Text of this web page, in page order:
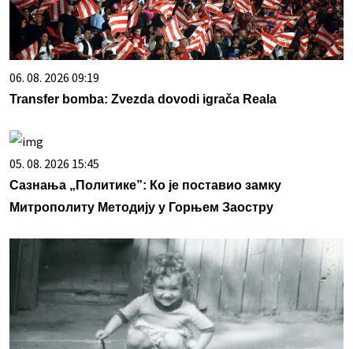
06. 08. 2026 09:19
Transfer bomba: Zvezda dovodi igrača Reala
05. 08. 2026 15:45
Сазнања „Политике”: Ко је поставио замку
Митрополиту Методију у Горњем Заостру